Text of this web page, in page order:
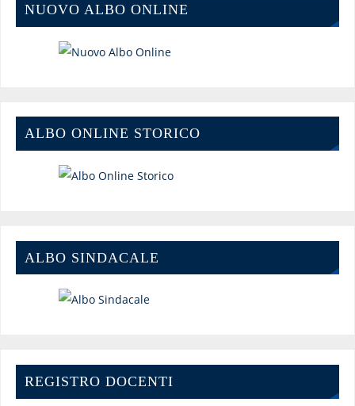
NUOVO ALBO ONLINE
ALBO ONLINE STORICO
ALBO SINDACALE
REGISTRO DOCENTI